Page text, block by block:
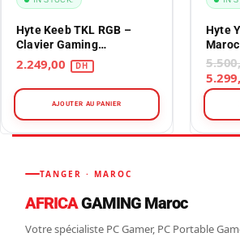
Hyte Keeb TKL RGB –
Clavier Gaming
Mécanique TKL RGB
AJOUTER AU PANIER
Hyte
TANGER · MAROC
AFRICAGAMING Maroc
Votre spécialiste PC Gamer, PC Portable